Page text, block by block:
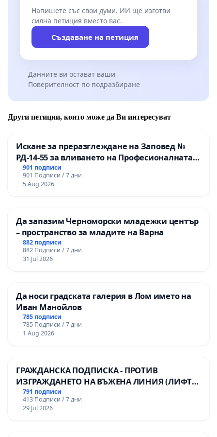
Напишете със свои думи. ИИ ще изготви
силна петиция вместо вас.
Създаване на петиция
Данните ви остават ваши
Поверителност по подразбиране
Други петиции, които може да Ви интересуват
Искане за преразглеждане на Заповед №
РД-14-55 за вливането на Професионалната
гимназия по промишлени технологии в
Професионалната гимназия по икономика и
мениджмънт – гр. Пазарджик
901 подписи
901 Подписи / 7 дни
5 Aug 2026
Да запазим Черноморски младежки център
– пространство за младите на Варна
882 подписи
882 Подписи / 7 дни
31 Jul 2026
Да носи градската галерия в Лом името на
Иван Манойлов
785 подписи
785 Подписи / 7 дни
1 Aug 2026
ГРАЖДАНСКА ПОДПИСКА - ПРОТИВ
ИЗГРАЖДАНЕТО НА ВЪЖЕНА ЛИНИЯ (ЛИФТ)
НА ТЕРИТОРИЯТА НА ПРИРОДНА
ЗАБЕЛЕЖИТЕЛНОСТ „ХЪЛМ НА
ОСВОБОДИТЕЛИТЕ“ (БУНАРДЖИК)
791 подписи
413 Подписи / 7 дни
29 Jul 2026